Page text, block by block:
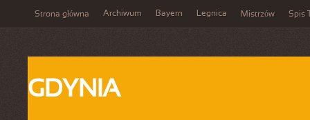
Strona główna Archiwum Bayern Legnica Mistrzów Spis
GDYNIA